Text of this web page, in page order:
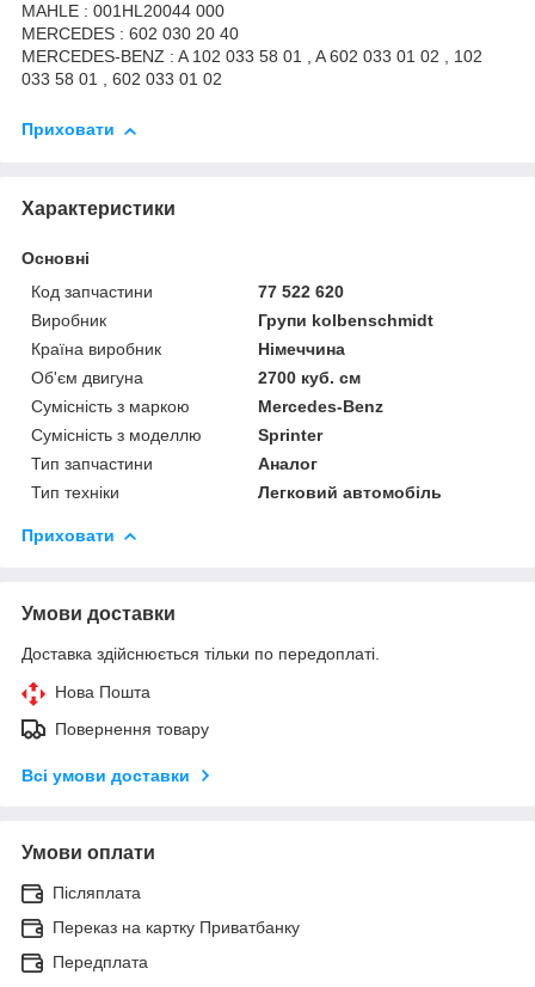
MAHLE : 001HL20044 000
MERCEDES : 602 030 20 40
MERCEDES-BENZ : A 102 033 58 01 , A 602 033 01 02 , 102
033 58 01 , 602 033 01 02
Приховати
Характеристики
Основні
Код запчастини
77 522 620
Виробник
Групи kolbenschmidt
Країна виробник
Німеччина
Об'єм двигуна
2700 куб. см
Сумісність з маркою
Mercedes-Benz
Сумісність з моделлю
Sprinter
Тип запчастини
Аналог
Тип техніки
Легковий автомобіль
Приховати
Умови доставки
Доставка здійснюється тільки по передоплаті.
Нова Пошта
Повернення товару
Всі умови доставки
Умови оплати
Післяплата
Переказ на картку Приватбанку
Передплата